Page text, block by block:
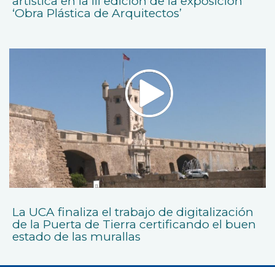
‘Obra Plástica de Arquitectos’
La UCA finaliza el trabajo de digitalización
de la Puerta de Tierra certificando el buen
estado de las murallas